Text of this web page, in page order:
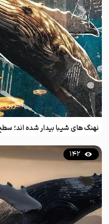
نهنگ های شیبا بیدار شده اند؛
آخرین
142